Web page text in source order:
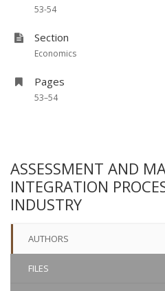
53-54
Section
Economics
Pages
53–54
ASSESSMENT AND
INTEGRATION
INDUSTRY
AUTHORS
FILES